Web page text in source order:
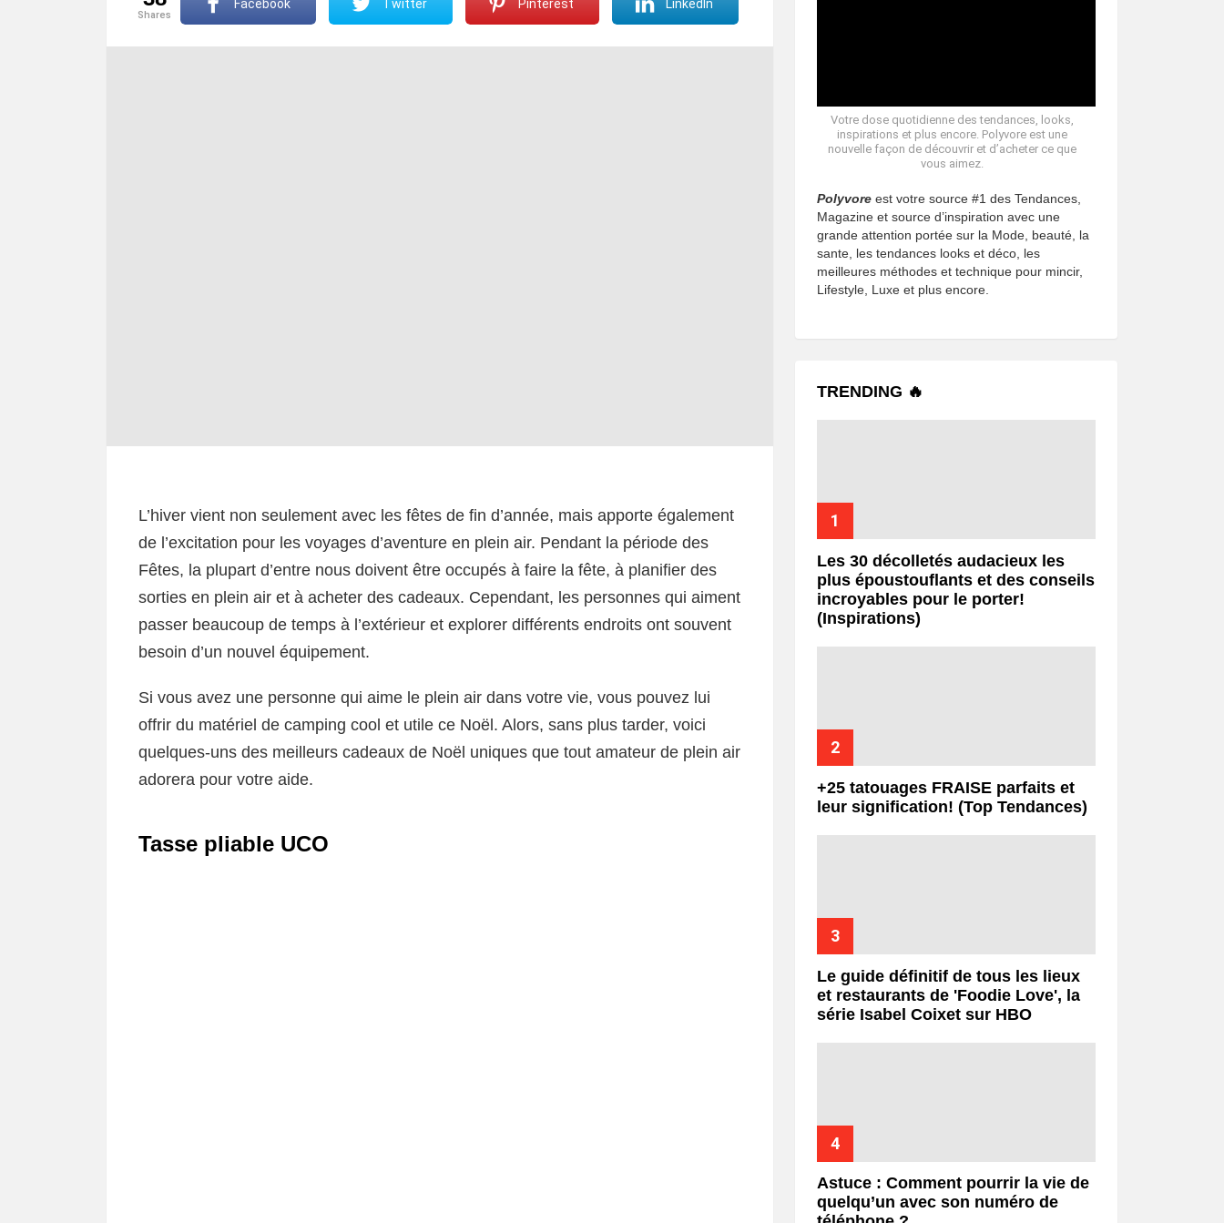
shares
Facebook Twitter Pinterest LinkedIn
L’hiver vient non seulement avec les fêtes de fin d’année, mais apporte également
de l’excitation pour les voyages d’aventure en plein air. Pendant la période des
Fêtes, la plupart d’entre nous doivent être occupés à faire la fête, à planifier des
sorties en plein air et à acheter des cadeaux. Cependant, les personnes qui aiment
passer beaucoup de temps à l’extérieur et explorer différents endroits ont souvent
besoin d’un nouvel équipement.
Si vous avez une personne qui aime le plein air dans votre vie, vous pouvez lui
offrir du matériel de camping cool et utile ce Noël. Alors, sans plus tarder, voici
quelques-uns des meilleurs cadeaux de Noël uniques que tout amateur de plein air
adorera pour votre aide.
Tasse pliable UCO
Votre dose quotidienne des tendances, looks,
inspirations et plus encore. Polyvore est une
nouvelle façon de découvrir et d’acheter ce que
vous aimez.
Polyvore est votre source #1 des Tendances,
Magazine et source d’inspiration avec une
grande attention portée sur la Mode, beauté, la
sante, les tendances looks et déco, les
meilleures méthodes et technique pour mincir,
Lifestyle, Luxe et plus encore.
TRENDING 🔥
Les 30 décolletés audacieux les
plus époustouflants et des conseils
incroyables pour le porter!
(Inspirations)
+25 tatouages ​​FRAISE parfaits et
leur signification! (Top Tendances)
Le guide définitif de tous les lieux
et restaurants de 'Foodie Love', la
série Isabel Coixet sur HBO
Astuce : Comment pourrir la vie de
quelqu’un avec son numéro de